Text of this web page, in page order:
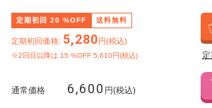
定期初回 20 %OFF 送料無料
定期初回価格: 5,280円(税込)
※2回目以降は 15 %OFF 5,610円(税込)
通常価格 6,600 円(税込)